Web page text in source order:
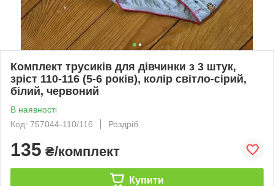
Комплект трусиків для дівчинки з 3 штук,
зріст 110-116 (5-6 років), колір світло-сірий,
білий, червоний
В наявності
Код: 757044-110/116
Роздріб
135 ₴/комплект
Купити